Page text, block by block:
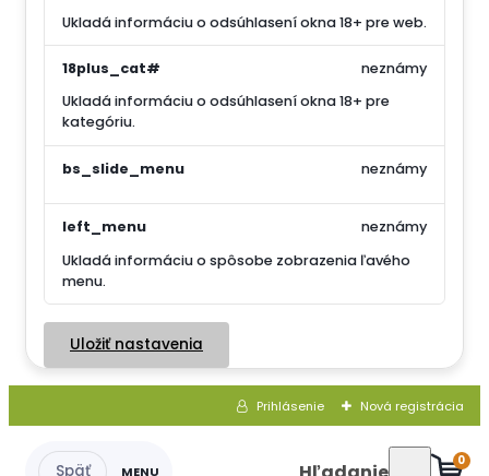
Ukladá informáciu o odsúhlasení okna 18+ pre web.
18plus_cat#
Ukladá informáciu o odsúhlasení okna 18+ pre
kategóriu.
neznámy
bs_slide_menu neznámy
left_menu
Ukladá informáciu o spôsobe zobrazenia ľavého
menu.
neznámy
Uložiť nastavenia
Prihlásenie Nová registrácia
0